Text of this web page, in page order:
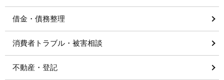
借金・債務整理
消費者トラブル・被害相談
不動産・登記